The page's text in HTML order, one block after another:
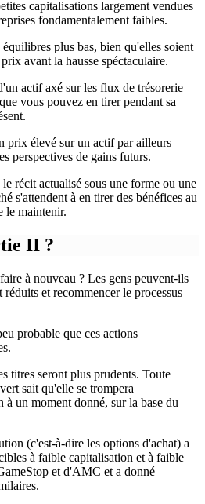
capitalisations largement vendues
fondamentalement faibles.
plus bas, bien qu'elles soient
avant la hausse spéctaculaire.
actif axé sur les flux de trésorerie
vous pouvez en tirer pendant sa
prix élevé sur un actif par ailleurs
perspectives de gains futurs.
récit actualisé sous une forme ou une
s'attendent à en tirer des bénéfices au
le maintenir.
II ?
à nouveau ? Les gens peuvent-ils
et recommencer le processus
probable que ces actions
titres seront plus prudents. Toute
sait qu'elle se trompera
à un moment donné, sur la base du
(c'est-à-dire les options d'achat) a
à faible capitalisation et à faible
et d'AMC et a donné